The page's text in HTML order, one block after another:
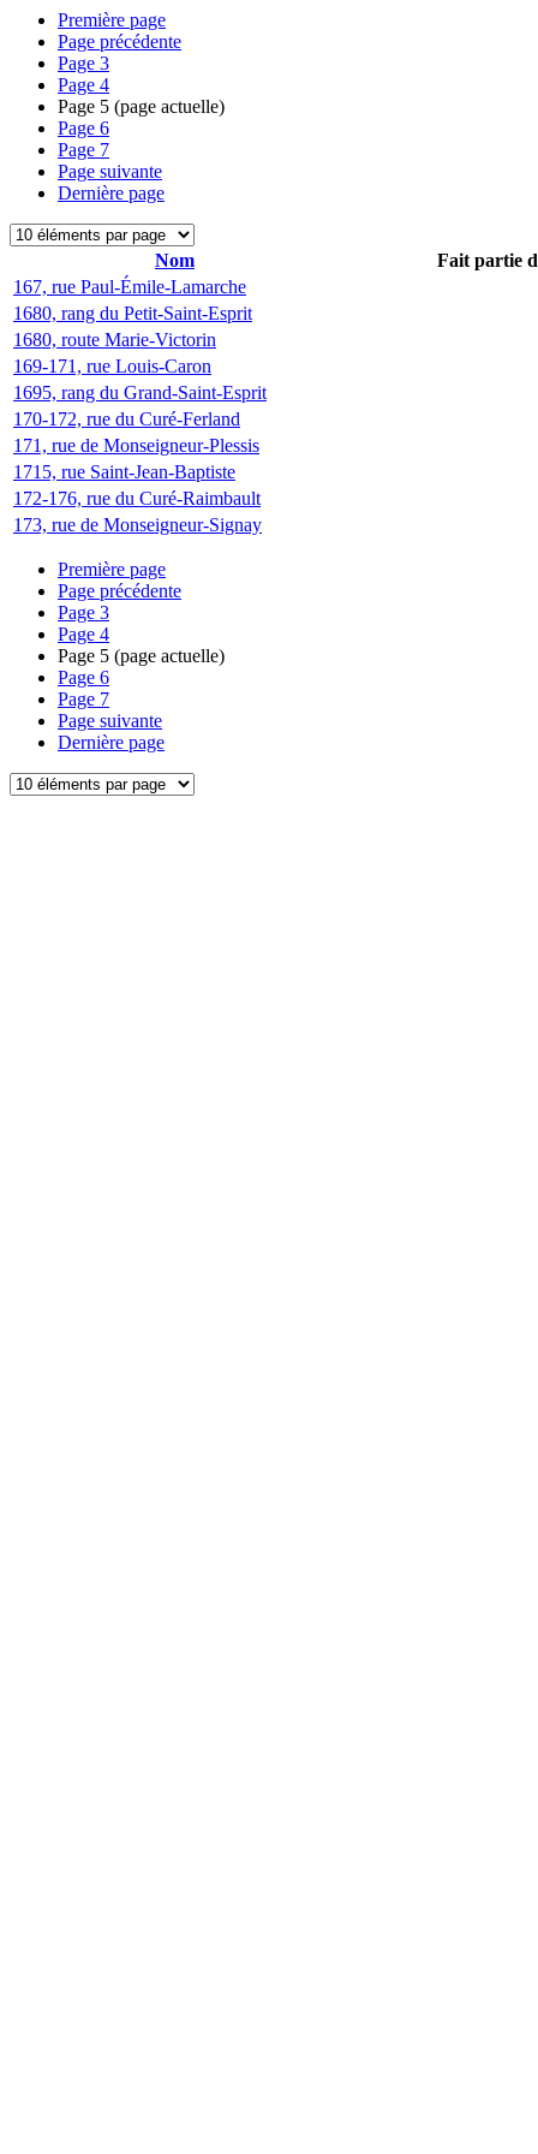
Première page
Page précédente
Page 3
Page 4
Page 5 (page actuelle)
Page 6
Page 7
Page suivante
Dernière page
Nom
Fait partie
167, rue Paul-Émile-Lamarche
1680, rang du Petit-Saint-Esprit
1680, route Marie-Victorin
169-171, rue Louis-Caron
1695, rang du Grand-Saint-Esprit
170-172, rue du Curé-Ferland
171, rue de Monseigneur-Plessis
1715, rue Saint-Jean-Baptiste
172-176, rue du Curé-Raimbault
173, rue de Monseigneur-Signay
Première page
Page précédente
Page 3
Page 4
Page 5 (page actuelle)
Page 6
Page 7
Page suivante
Dernière page